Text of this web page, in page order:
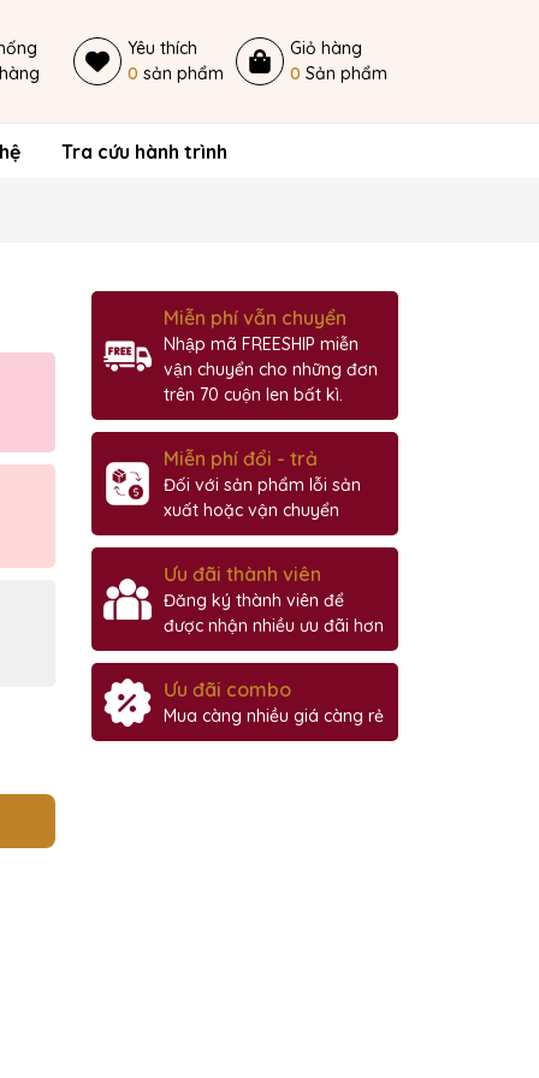
Yêu thích
0 sản phẩm
Giỏ hàng
0 Sản phẩm
Tra cứu hành trình
Miễn phí vẫn chuyển
Nhập mã FREESHIP miễn
vận chuyển cho những đơn
trên 70 cuộn len bất kì.
Miễn phí đổi - trả
Đối với sản phẩm lỗi sản
xuất hoặc vận chuyển
Ưu đãi thành viên
Đăng ký thành viên để
được nhận nhiều ưu đãi hơn
Ưu đãi combo
Mua càng nhiều giá càng rẻ